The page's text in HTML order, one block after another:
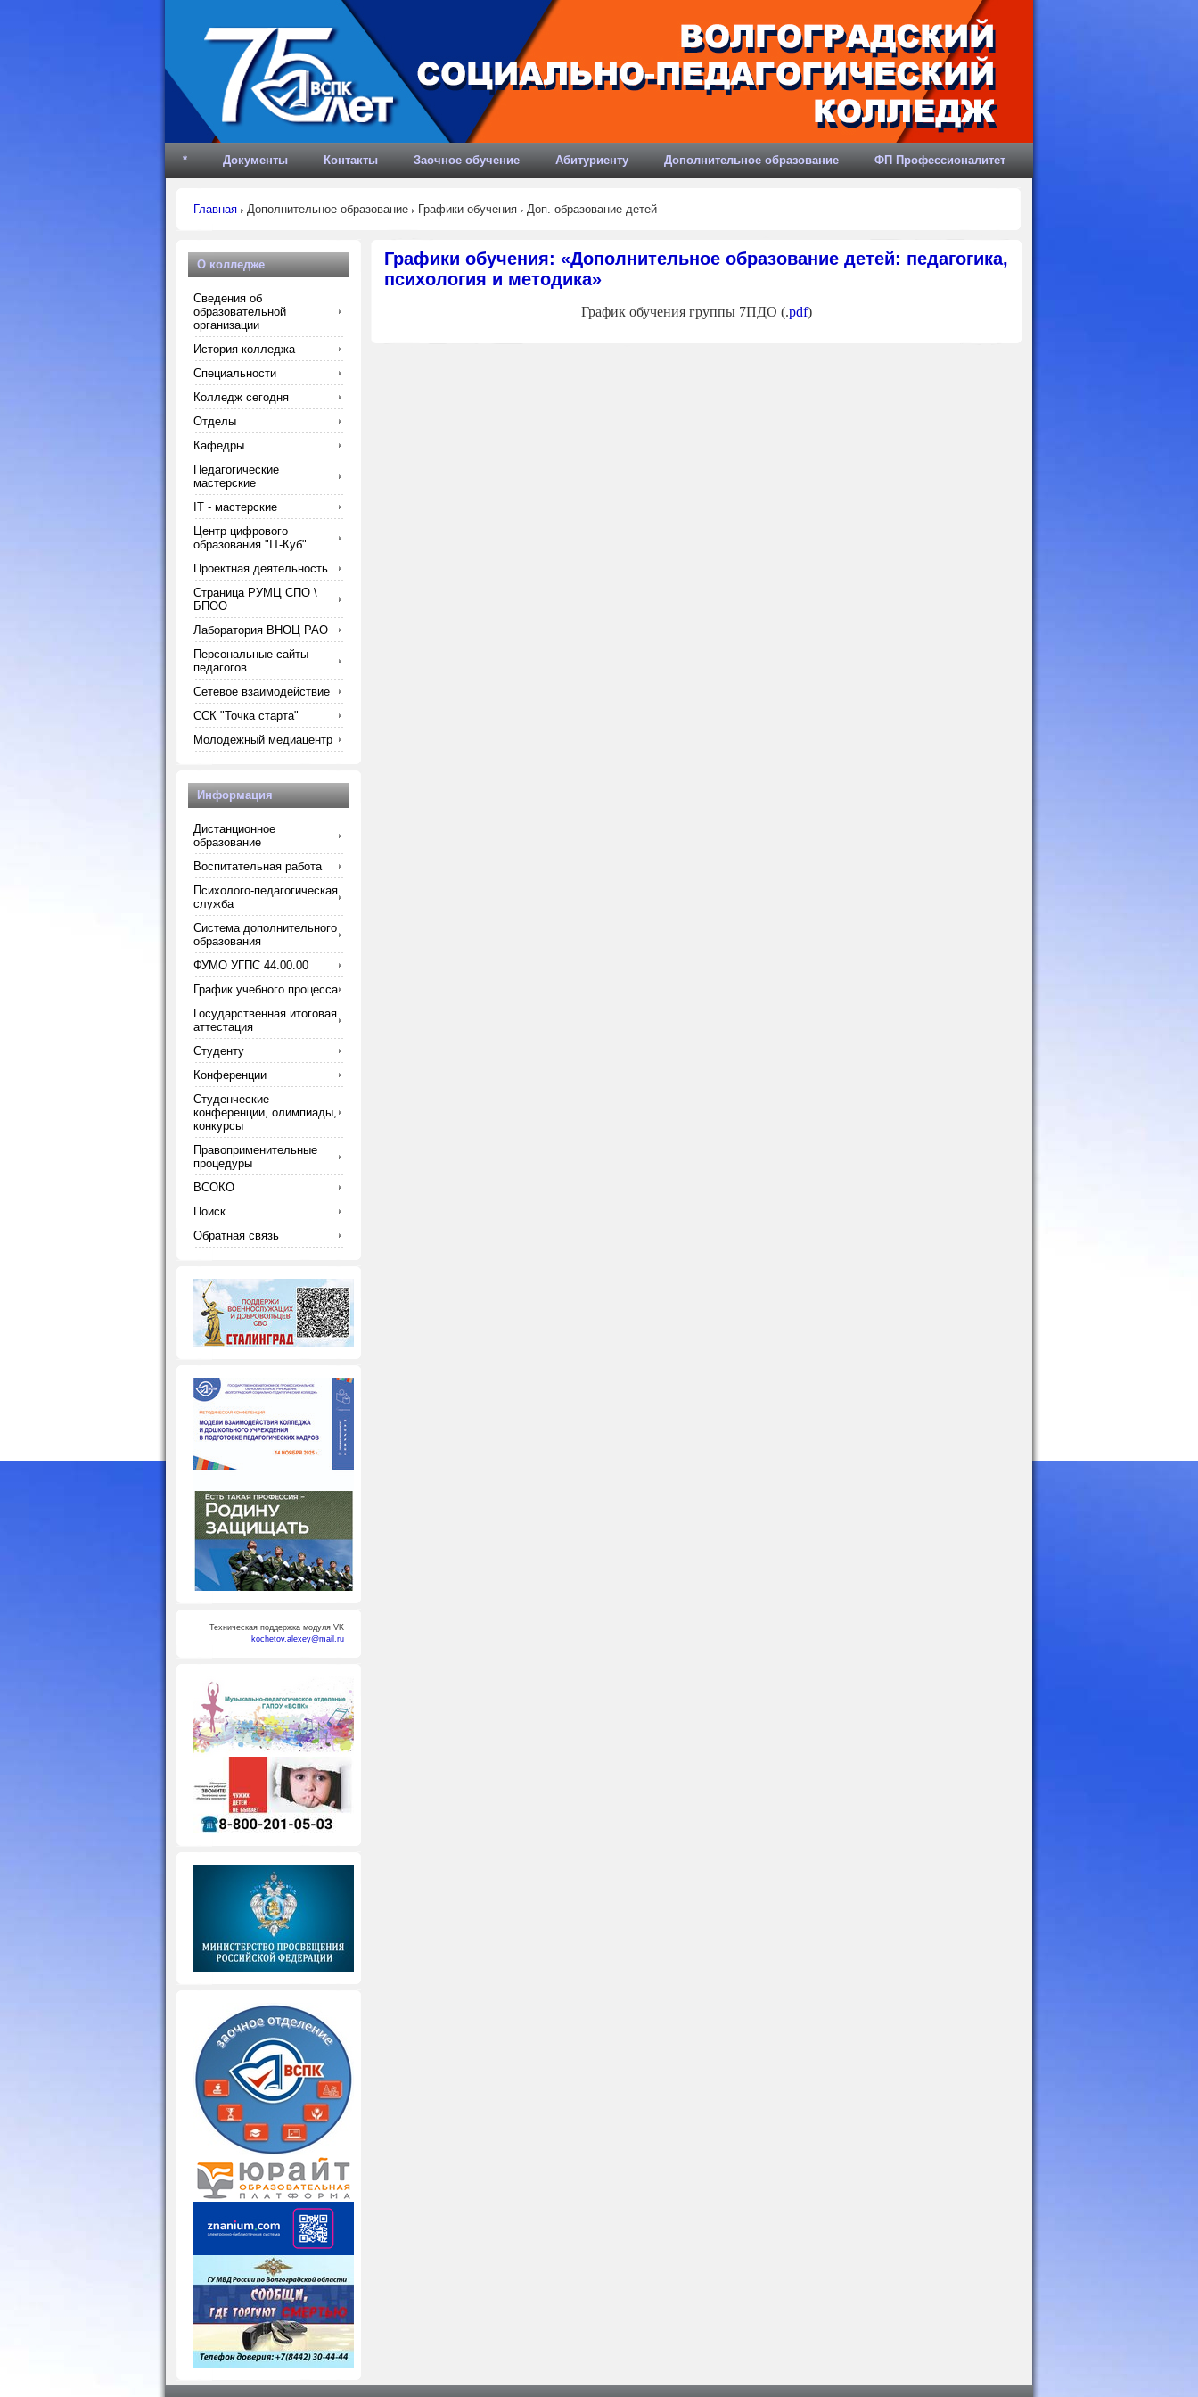
* Документы Контакты Заочное обучение Абитуриенту Дополнительное образование ФП Профессионалитет
Главная Дополнительное образование Графики обучения Доп. образование детей
Графики обучения: «Дополнительное образование детей: педагогика,
психология и методика»
График обучения группы 7ПДО (.pdf)
О колледже
Сведения об
образовательной
организации
История колледжа
Специальности
Колледж сегодня
Отделы
Кафедры
Педагогические
мастерские
IT - мастерские
Центр цифрового
образования "IT-Куб"
Проектная деятельность
Страница РУМЦ СПО \
БПОО
Лаборатория ВНОЦ РАО
Персональные сайты
педагогов
Сетевое взаимодействие
ССК "Точка старта"
Молодежный медиацентр
Информация
Дистанционное
образование
Воспитательная работа
Психолого-педагогическая
служба
Система дополнительного
образования
ФУМО УГПС 44.00.00
График учебного процесса
Государственная итоговая
аттестация
Студенту
Конференции
Студенческие
конференции, олимпиады,
конкурсы
Правоприменительные
процедуры
ВСОКО
Поиск
Обратная связь
Техническая поддержка модуля VK
kochetov.alexey@mail.ru